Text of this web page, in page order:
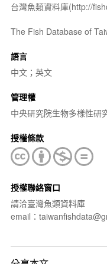
台灣魚類資料庫(http://
The Fish Database of
語言
中文；英文
管理權
中央研究院生物多樣性研
授權條款
授權聯絡窗口
請洽臺灣魚類資料庫
email：